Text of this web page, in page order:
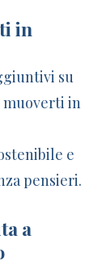
in
su
muoverti in
e
pensieri.
a